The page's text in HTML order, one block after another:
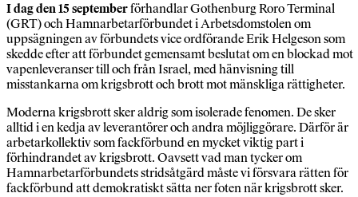
I dag den 15 septemberförhandlar Gothenburg Roro Terminal
(GRT) och Hamnarbetarförbundet i Arbetsdomstolen om
uppsägningen av förbundets vice ordförande Erik Helgeson som
skedde efter att förbundet gemensamt beslutat om en blockad mot
vapenleveranser till och från Israel, med hänvisning till
misstankarna om krigsbrott och brott mot mänskliga rättigheter.
Moderna krigsbrott sker aldrig som isolerade fenomen. De sker
alltid i en kedja av leverantörer och andra möjliggörare. Därför är
arbetarkollektiv som fackförbund en mycket viktig part i
förhindrandet av krigsbrott. Oavsett vad man tycker om
Hamnarbetarförbundets stridsåtgärd måste vi försvara rätten för
fackförbund att demokratiskt sätta ner foten när krigsbrott sker.